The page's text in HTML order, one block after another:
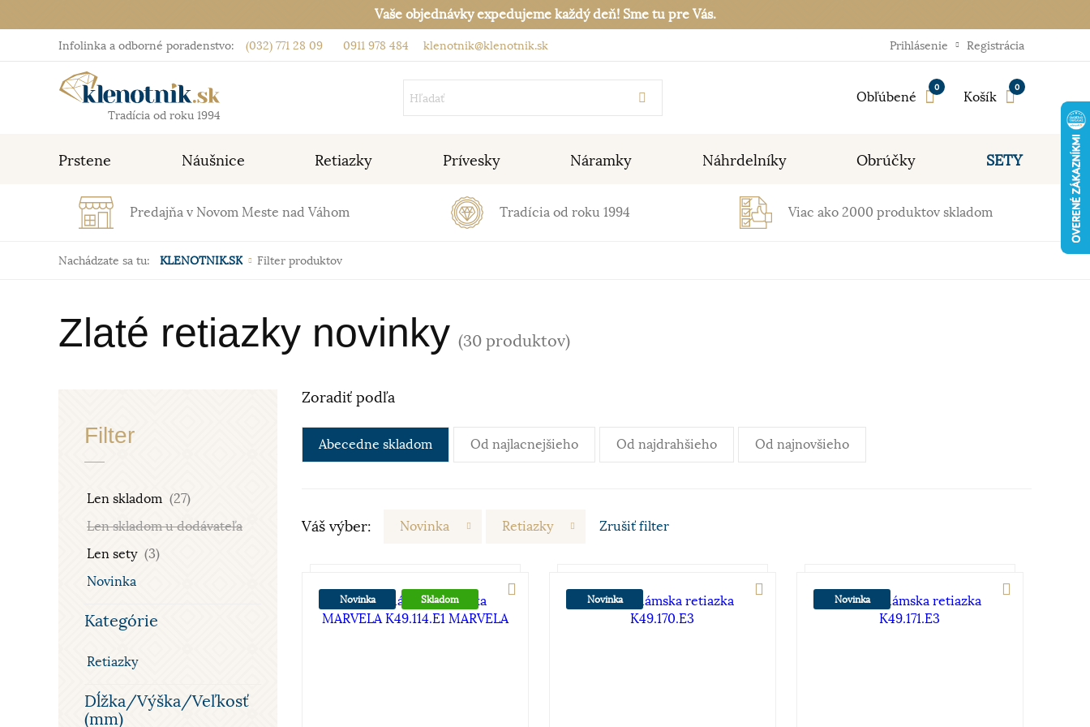
Vaše objednávky expedujeme každý deň! Sme tu pre Vás.
Infolinka a odborné poradenstvo: (032) 771 28 09 0911 978 484 klenotnik@klenotnik.sk Prihlásenie Registrácia
Tradícia od roku 1994
Obľúbené
0
Košík
0
Prstene Náušnice Retiazky Prívesky Náramky Náhrdelníky Obrúčky SETY
Predajňa v Novom Meste nad Váhom Tradícia od roku 1994 Viac ako 2000 produktov skladom
Nachádzate sa tu: KLENOTNIK.SK Filter produktov
Zlaté retiazky novinky (30 produktov)
Filter
Len skladom (27)
Len skladom u dodávateľa
Len sety (3)
Novinka
Kategórie
Retiazky
Dĺžka/Výška/Veľkosť
(mm)
Zoradiť podľa
Abecedne skladom Od najlacnejšieho Od najdrahšieho Od najnovšieho
Váš výber: Novinka Retiazky Zrušiť filter
Novinka Skladom Novinka Novinka